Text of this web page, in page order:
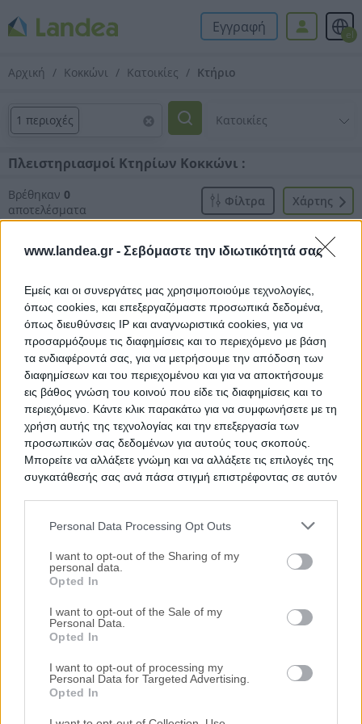
www.landea.gr - Σεβόμαστε την ιδιωτικότητά σας
Εμείς και οι συνεργάτες μας χρησιμοποιούμε τεχνολογίες,
όπως cookies, και επεξεργαζόμαστε προσωπικά δεδομένα,
όπως διευθύνσεις IP και αναγνωριστικά cookies, για να
προσαρμόζουμε τις διαφημίσεις και το περιεχόμενο με βάση
τα ενδιαφέροντά σας, για να μετρήσουμε την απόδοση των
διαφημίσεων και του περιεχομένου και για να αποκτήσουμε
εις βάθος γνώση του κοινού που είδε τις διαφημίσεις και το
περιεχόμενο. Κάντε κλικ παρακάτω για να συμφωνήσετε με τη
χρήση αυτής της τεχνολογίας και την επεξεργασία των
προσωπικών σας δεδομένων για αυτούς τους σκοπούς.
Μπορείτε να αλλάξετε γνώμη και να αλλάξετε τις επιλογές της
συγκατάθεσής σας ανά πάσα στιγμή επιστρέφοντας σε αυτόν
services and may gather and store information including but
not limited to your visit or usage behaviour. You may click to
grant or deny consent to Google and its third-party tags to
use your data for below specified purposes in below Google
consent section.
Personal Data Processing Opt Outs
I want to opt-out of the Sharing of my
personal data.
Opted In
I want to opt-out of the Sale of my
Personal Data.
Opted In
I want to opt-out of processing my
Personal Data for Targeted Advertising.
Opted In
Εγγραφή el
Αρχική Κοκκώνι Κατοικίες Κτήριο
1 περιοχές
Πλειστηριασμοί Κτηρίων Κοκκώνι :
Βρέθηκαν 0
αποτελέσματα
Xάρτης
Φίλτρα
Δεν βρέθηκαν αποτελέσματα.
Ακίνητα Κατοικίες Διαμέρισμα Επαγγελματικοί Χώροι
Κατάστημα
Γραφεία
Τοπική Αναζήτηση
Νομός Αττικής
Καβάλα
Βούλα Βουλιαγμένη